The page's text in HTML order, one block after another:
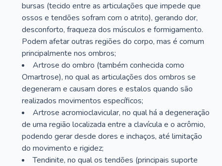
bursas (tecido entre as articulações que impede que
ossos e tendões sofram com o atrito), gerando dor,
desconforto, fraqueza dos músculos e formigamento.
Podem afetar outras regiões do corpo, mas é comum
principalmente nos ombros;
Artrose do ombro (também conhecida como
Omartrose), no qual as articulações dos ombros se
degeneram e causam dores e estalos quando são
realizados movimentos específicos;
Artrose acromioclavicular, no qual há a degeneração
de uma região localizada entre a clavícula e o acrômio,
podendo gerar desde dores e inchaços, até limitação
do movimento e rigidez;
Tendinite, no qual os tendões (principais suporte